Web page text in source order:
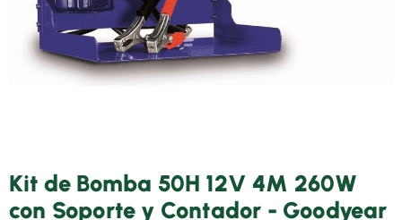
Kit de Bomba 50H 12V 4M 260W
con Soporte y Contador - Goodyear